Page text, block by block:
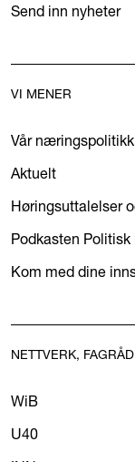
Send inn nyheter
VI MENER
Vår næringspolitikk
Aktuelt
Høringsuttalelser
Podkasten Politisk
Kom med dine
NETTVERK,
WiB
U40